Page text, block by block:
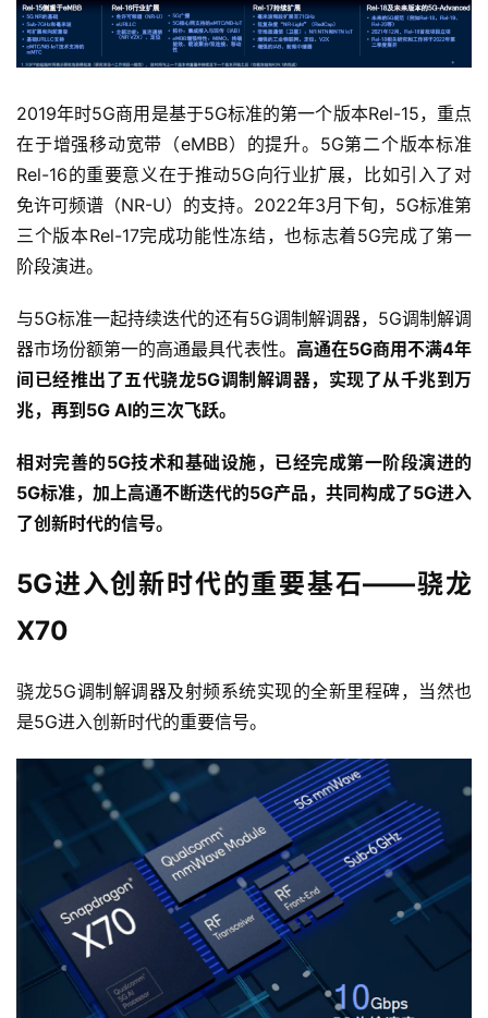
2019年时5G商用是基于5G标准的第一个版本Rel-15，重点
在于增强移动宽带（eMBB）的提升。5G第二个版本标准
Rel-16的重要意义在于推动5G向行业扩展，比如引入了对
免许可频谱（NR-U）的支持。2022年3月下旬，5G标准第
三个版本Rel-17完成功能性冻结，也标志着5G完成了第一
阶段演进。
与5G标准一起持续迭代的还有5G调制解调器，5G调制解调
器市场份额第一的高通最具代表性。 高通在5G商用不满4年
间已经推出了五代骁龙5G调制解调器，实现了从千兆到万
兆，再到5G AI的三次飞跃。
相对完善的5G技术和基础设施，已经完成第一阶段演进的
5G标准，加上高通不断迭代的5G产品，共同构成了5G进入
了创新时代的信号。
5G进入创新时代的重要基石——骁龙
X70
骁龙5G调制解调器及射频系统实现的全新里程碑，当然也
是5G进入创新时代的重要信号。